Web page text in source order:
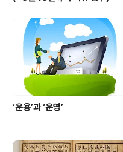
‘운용’과 ‘운영’